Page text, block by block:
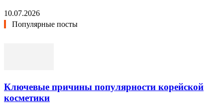
10.07.2026
Популярные посты
Ключевые причины популярности корейской
косметики